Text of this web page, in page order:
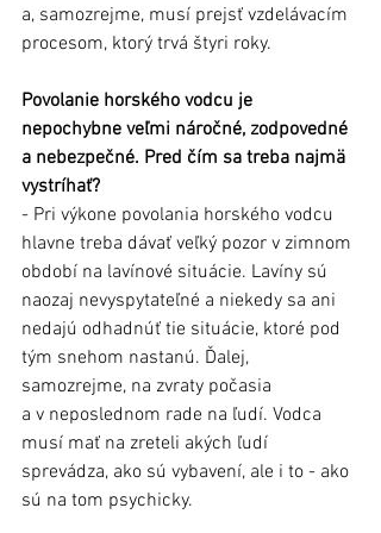
a, samozrejme, musí prejsť vzdelávacím
procesom, ktorý trvá štyri roky.
Povolanie horského vodcu je
nepochybne veľmi náročné, zodpovedné
a nebezpečné. Pred čím sa treba najmä
vystríhať?
- Pri výkone povolania horského vodcu
hlavne treba dávať veľký pozor v zimnom
období na lavínové situácie. Lavíny sú
naozaj nevyspytateľné a niekedy sa ani
nedajú odhadnúť tie situácie, ktoré pod
tým snehom nastanú. Ďalej,
samozrejme, na zvraty počasia
a v neposlednom rade na ľudí. Vodca
musí mať na zreteli akých ľudí
sprevádza, ako sú vybavení, ale i to - ako
sú na tom psychicky.